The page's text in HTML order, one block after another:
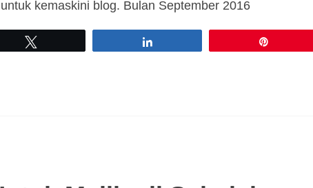
kemaskini blog. Bulan September 2016